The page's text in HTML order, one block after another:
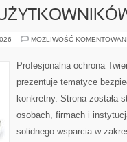
MOŻLIWOŚĆ
Profesjonalna ochrona
prezentuje tematyce
konkretny. Strona została
osobach, firmach i
solidnego wsparcia w